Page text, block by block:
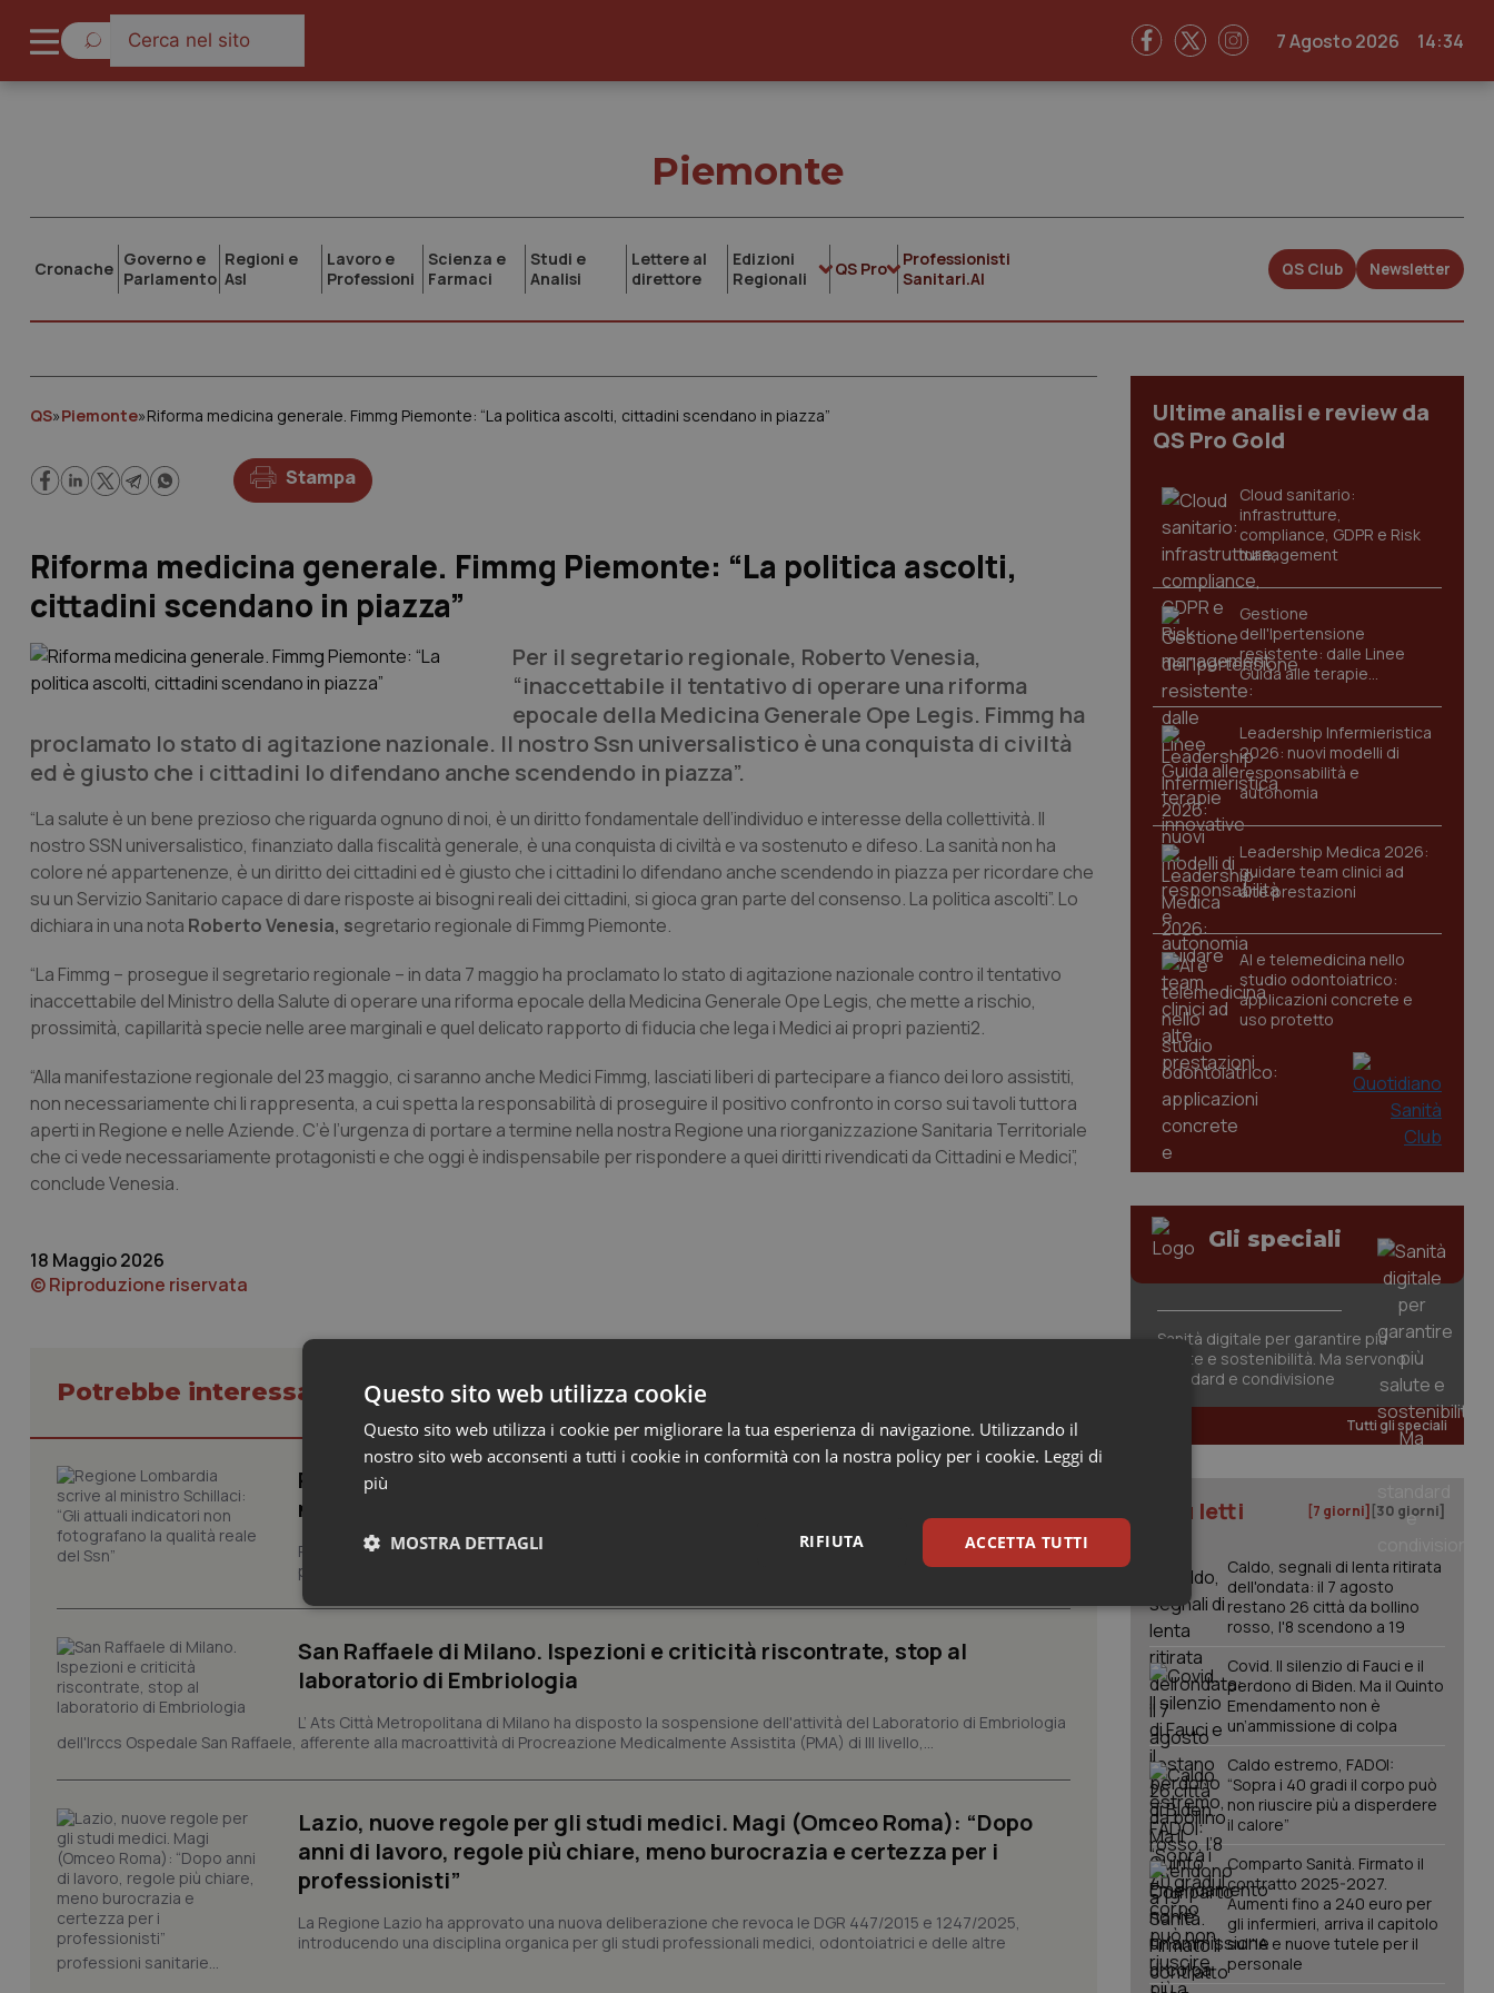
7 Agosto 2026 14:34
Piemonte
Cronache Governo e
Parlamento
Regioni e
Asl
Lavoro e
Professioni
Scienza e
Farmaci
Studi e
Analisi
Lettere al
direttore
Edizioni
Regionali
QS Pro
Professionisti
Sanitari.AI
QS Club Newsletter
QS»Piemonte»Riforma medicina generale. Fimmg Piemonte: “La politica ascolti, cittadini scendano in piazza”
Stampa
Riforma medicina generale. Fimmg Piemonte: “La politica ascolti,
cittadini scendano in piazza”
Per il segretario regionale, Roberto Venesia,
“inaccettabile il tentativo di operare una riforma
epocale della Medicina Generale Ope Legis. Fimmg ha
proclamato lo stato di agitazione nazionale. Il nostro Ssn universalistico è una conquista di civiltà
ed è giusto che i cittadini lo difendano anche scendendo in piazza”.
“La salute è un bene prezioso che riguarda ognuno di noi, è un diritto fondamentale dell’individuo e interesse della collettività. Il
nostro SSN universalistico, finanziato dalla fiscalità generale, è una conquista di civiltà e va sostenuto e difeso. La sanità non ha
colore né appartenenze, è un diritto dei cittadini ed è giusto che i cittadini lo difendano anche scendendo in piazza per ricordare che
su un Servizio Sanitario capace di dare risposte ai bisogni reali dei cittadini, si gioca gran parte del consenso. La politica ascolti”. Lo
dichiara in una nota Roberto Venesia, segretario regionale di Fimmg Piemonte.
“La Fimmg – prosegue il segretario regionale – in data 7 maggio ha proclamato lo stato di agitazione nazionale contro il tentativo
inaccettabile del Ministro della Salute di operare una riforma epocale della Medicina Generale Ope Legis, che mette a rischio,
prossimità, capillarità specie nelle aree marginali e quel delicato rapporto di fiducia che lega i Medici ai propri pazienti2.
“Alla manifestazione regionale del 23 maggio, ci saranno anche Medici Fimmg, lasciati liberi di partecipare a fianco dei loro assistiti,
non necessariamente chi li rappresenta, a cui spetta la responsabilità di proseguire il positivo confronto in corso sui tavoli tuttora
aperti in Regione e nelle Aziende. C’è l’urgenza di portare a termine nella nostra Regione una riorganizzazione Sanitaria Territoriale
che ci vede necessariamente protagonisti e che oggi è indispensabile per rispondere a quei diritti rivendicati da Cittadini e Medici”,
conclude Venesia.
18 Maggio 2026
© Riproduzione riservata
Potrebbe interessarti in Piemonte
Regione Lombardia scrive al ministro Schillaci: “Gli attuali indicatori
non fotografano la qualità reale del Ssn”
Regione Lombardia chiede al Ministero della Salute di rivedere il sistema con cui vengono misurate le
performance del Servizio sanitario nazionale. Lo fa con una lettera firmata dall'assessore al Welfare...
San Raffaele di Milano. Ispezioni e criticità riscontrate, stop al
laboratorio di Embriologia
L’ Ats Città Metropolitana di Milano ha disposto la sospensione dell'attività del Laboratorio di Embriologia
dell'Irccs Ospedale San Raffaele, afferente alla macroattività di Procreazione Medicalmente Assistita (PMA) di III livello,...
Lazio, nuove regole per gli studi medici. Magi (Omceo Roma): “Dopo
anni di lavoro, regole più chiare, meno burocrazia e certezza per i
professionisti”
La Regione Lazio ha approvato una nuova deliberazione che revoca le DGR 447/2015 e 1247/2025,
introducendo una disciplina organica per gli studi professionali medici, odontoiatrici e delle altre
professioni sanitarie...
Ultime analisi e review da
QS Pro Gold
Cloud sanitario:
infrastrutture,
compliance, GDPR e Risk
management
Gestione
dell'Ipertensione
resistente: dalle Linee
Guida alle terapie
innovative
Leadership Infermieristica
2026: nuovi modelli di
responsabilità e
autonomia
Leadership Medica 2026:
guidare team clinici ad
alte prestazioni
AI e telemedicina nello
studio odontoiatrico:
applicazioni concrete e
uso protetto
Gli speciali
Sanità digitale per garantire più
salute e sostenibilità. Ma servono
standard e condivisione
Tutti gli speciali
I più letti [7 giorni] [30 giorni]
Caldo, segnali di lenta ritirata
dell'ondata: il 7 agosto
restano 26 città da bollino
rosso, l'8 scendono a 19
Covid. Il silenzio di Fauci e il
perdono di Biden. Ma il Quinto
Emendamento non è
un’ammissione di colpa
Caldo estremo, FADOI:
“Sopra i 40 gradi il corpo può
non riuscire più a disperdere
il calore”
Comparto Sanità. Firmato il
contratto 2025-2027.
Aumenti fino a 240 euro per
gli infermieri, arriva il capitolo
sull'IA e nuove tutele per il
personale
Questo sito web utilizza cookie
Questo sito web utilizza i cookie per migliorare la tua esperienza di navigazione. Utilizzando il
nostro sito web acconsenti a tutti i cookie in conformità con la nostra policy per i cookie. Leggi di
più
ACCETTA TUTTI
RIFIUTA
MOSTRA DETTAGLI
Necessari Statistici Marketing
e l'accesso alle aree protette del sito. Il sito web non è in grado di funzionare correttamente senza questi cookie.
Nome
Fornitore/Dominio Scadenza
Descrizione
VISITOR_PRIVACY_METADATA
interazione con il sito. Registra i dati sul consenso
del visitatore riguardo a varie politiche e
impostazioni sulla privacy, garantendo che le loro